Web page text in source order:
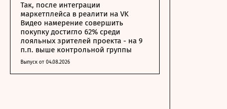
Так, после интеграции
маркетплейса в реалити на VK
Видео намерение совершить
покупку достигло 62% среди
лояльных зрителей проекта - на 9
п.п. выше контрольной группы
Выпуск от 04.08.2026